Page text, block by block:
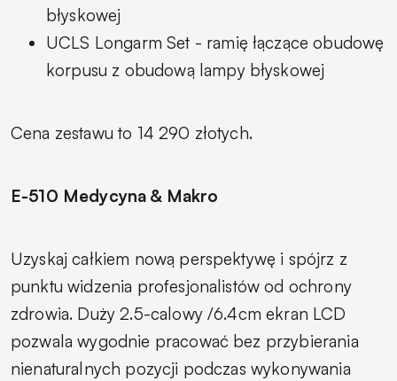
błyskowej
UCLS Longarm Set - ramię łączące obudowę
korpusu z obudową lampy błyskowej
Cena zestawu to 14 290 złotych.
E-510 Medycyna & Makro
Uzyskaj całkiem nową perspektywę i spójrz z
punktu widzenia profesjonalistów od ochrony
zdrowia. Duży 2.5-calowy /6.4cm ekran LCD
pozwala wygodnie pracować bez przybierania
nienaturalnych pozycji podczas wykonywania